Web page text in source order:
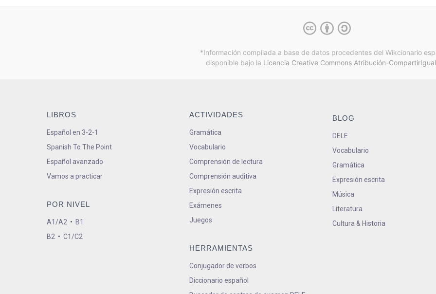
*Información compilada a base de datos procedentes del Wikcionario
disponible bajo la Licencia Creative Commons Atribución-
LIBROS
Español en 3-2-1
Spanish To The Point
Español avanzado
Vamos a practicar
POR NIVEL
A1/A2 • B1
B2 • C1/C2
ACTIVIDADES
Gramática
Vocabulario
Comprensión de lectura
Comprensión auditiva
Expresión escrita
Exámenes
Juegos
HERRAMIENTAS
Conjugador de verbos
Diccionario español
BLOG
DELE
Vocabulario
Gramática
Expresión escrita
Música
Literatura
Cultura & Historia